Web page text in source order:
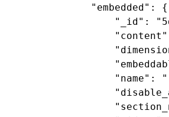
    "embedded": {
"_id":
"name":